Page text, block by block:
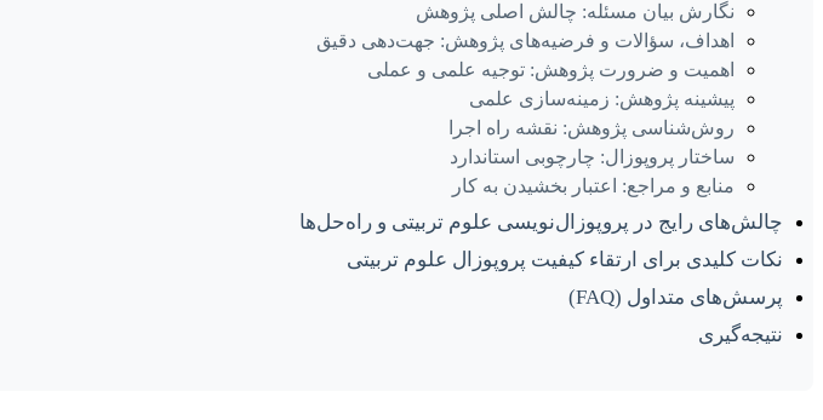
نگارش بیان مسئله: چالش اصلی پژوهش
اهداف، سؤالات و فرضیه‌های پژوهش: جهت‌دهی دقیق
اهمیت و ضرورت پژوهش: توجیه علمی و عملی
پیشینه پژوهش: زمینه‌سازی علمی
روش‌شناسی پژوهش: نقشه راه اجرا
ساختار پروپوزال: چارچوبی استاندارد
منابع و مراجع: اعتبار بخشیدن به کار
چالش‌های رایج در پروپوزال‌نویسی علوم تربیتی و راه‌حل‌ها
نکات کلیدی برای ارتقاء کیفیت پروپوزال علوم تربیتی
پرسش‌های متداول (FAQ)
نتیجه‌گیری